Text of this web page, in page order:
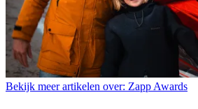
Bekijk meer artikelen over: Zapp Awards